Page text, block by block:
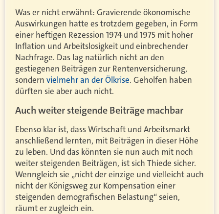
Was er nicht erwähnt: Gravierende ökonomische
Auswirkungen hatte es trotzdem gegeben, in Form
einer heftigen Rezession 1974 und 1975 mit hoher
Inflation und Arbeitslosigkeit und einbrechender
Nachfrage. Das lag natürlich nicht an den
gestiegenen Beiträgen zur Rentenversicherung,
sondern vielmehr an der Ölkrise. Geholfen haben
dürften sie aber auch nicht.
Auch weiter steigende Beiträge machbar
Ebenso klar ist, dass Wirtschaft und Arbeitsmarkt
anschließend lernten, mit Beiträgen in dieser Höhe
zu leben. Und das könnten sie nun auch mit noch
weiter steigenden Beiträgen, ist sich Thiede sicher.
Wenngleich sie „nicht der einzige und vielleicht auch
nicht der Königsweg zur Kompensation einer
steigenden demografischen Belastung“ seien,
räumt er zugleich ein.